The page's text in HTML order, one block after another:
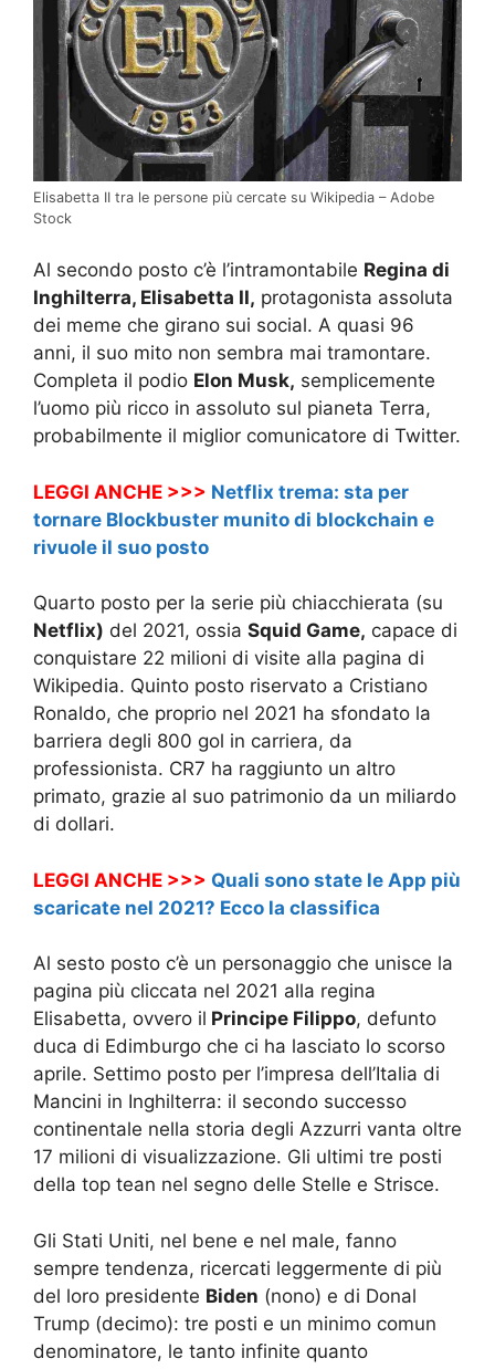
Elisabetta II tra le persone più cercate su Wikipedia – Adobe
Stock
Al secondo posto c’è l’intramontabile Regina di
Inghilterra, Elisabetta II, protagonista assoluta
dei meme che girano sui social. A quasi 96
anni, il suo mito non sembra mai tramontare.
Completa il podio Elon Musk, semplicemente
l’uomo più ricco in assoluto sul pianeta Terra,
probabilmente il miglior comunicatore di Twitter.
LEGGI ANCHE >>> Netflix trema: sta per
tornare Blockbuster munito di blockchain e
rivuole il suo posto
Quarto posto per la serie più chiacchierata (su
Netflix) del 2021, ossia Squid Game, capace di
conquistare 22 milioni di visite alla pagina di
Wikipedia. Quinto posto riservato a Cristiano
Ronaldo, che proprio nel 2021 ha sfondato la
barriera degli 800 gol in carriera, da
professionista. CR7 ha raggiunto un altro
primato, grazie al suo patrimonio da un miliardo
di dollari.
LEGGI ANCHE >>> Quali sono state le App più
scaricate nel 2021? Ecco la classifica
Al sesto posto c’è un personaggio che unisce la
pagina più cliccata nel 2021 alla regina
Elisabetta, ovvero il Principe Filippo, defunto
duca di Edimburgo che ci ha lasciato lo scorso
aprile. Settimo posto per l’impresa dell’Italia di
Mancini in Inghilterra: il secondo successo
continentale nella storia degli Azzurri vanta oltre
17 milioni di visualizzazione. Gli ultimi tre posti
della top tean nel segno delle Stelle e Strisce.
Gli Stati Uniti, nel bene e nel male, fanno
sempre tendenza, ricercati leggermente di più
del loro presidente Biden (nono) e di Donal
Trump (decimo): tre posti e un minimo comun
denominatore, le tanto infinite quanto